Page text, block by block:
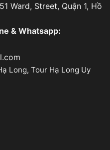
Ward, Street, Quận 1, Hồ
& Whatsapp:
Long, Tour Hạ Long Uy